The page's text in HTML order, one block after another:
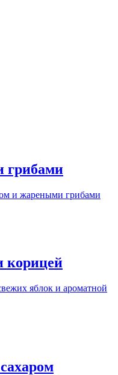
грибами
и жареными грибами
корицей
яблок и ароматной